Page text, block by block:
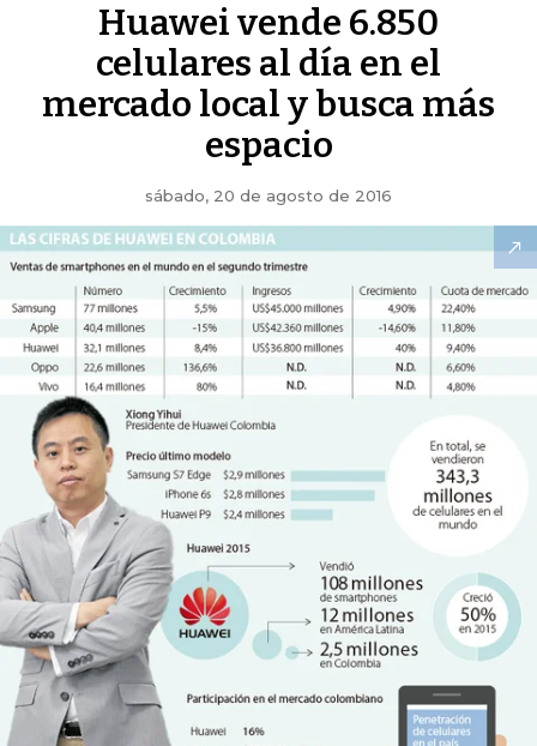
Huawei vende 6.850
celulares al día en el
mercado local y busca más
espacio
sábado, 20 de agosto de 2016